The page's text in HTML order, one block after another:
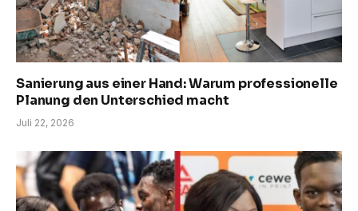
Sanierung aus einer Hand: Warum professionelle
Planung den Unterschied macht
Juli 22, 2026